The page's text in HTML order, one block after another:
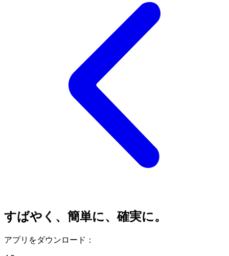
すばやく、簡単に、確実に。
アプリをダウンロード：